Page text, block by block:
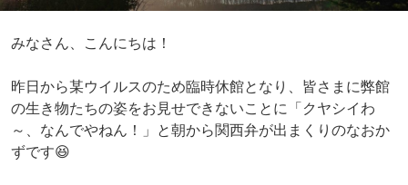
みなさん、こんにちは！
昨日から某ウイルスのため臨時休館となり、皆さまに弊館
の生き物たちの姿をお見せできないことに「クヤシイわ
～、なんでやねん！」と朝から関西弁が出まくりのなおか
ずです😆